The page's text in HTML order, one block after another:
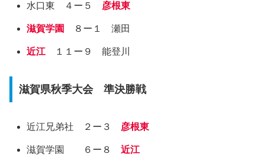
水口東 ４ー５ 彦根東
滋賀学園 ８ー１ 瀬田
近江 １１ー９ 能登川
滋賀県秋季大会 準決勝戦
近江兄弟社 ２ー３ 彦根東
滋賀学園 ６ー８近江